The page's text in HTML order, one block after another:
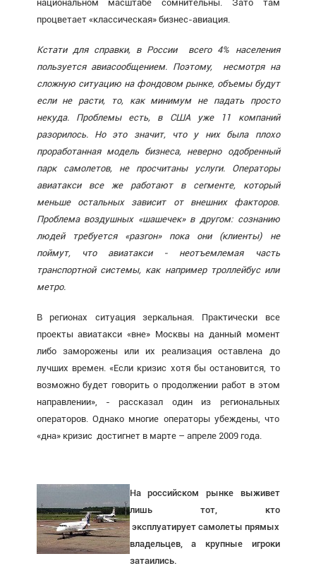
национальном масштабе сомнительны. Зато там
процветает «классическая» бизнес-авиация.
Кстати для справки, в России всего 4% населения
пользуется авиасообщением. Поэтому, несмотря на
сложную ситуацию на фондовом рынке, объемы будут
если не расти, то, как минимум не падать просто
некуда. Проблемы есть, в США уже 11 компаний
разорилось. Но это значит, что у них была плохо
проработанная модель бизнеса, неверно одобренный
парк самолетов, не просчитаны услуги. Операторы
авиатакси все же работают в сегменте, который
меньше остальных зависит от внешних факторов.
Проблема воздушных «шашечек» в другом: сознанию
людей требуется «разгон» пока они (клиенты) не
поймут, что авиатакси - неотъемлемая часть
транспортной системы, как например троллейбус или
метро.
В регионах ситуация зеркальная. Практически все
проекты авиатакси «вне» Москвы на данный момент
либо заморожены или их реализация оставлена до
лучших времен. «Если кризис хотя бы остановится, то
возможно будет говорить о продолжении работ в этом
направлении», - рассказал один из региональных
операторов. Однако многие операторы убеждены, что
«дна» кризис достигнет в марте – апреле 2009 года.
На российском рынке выживет
лишь тот, кто
эксплуатирует самолеты прямых
владельцев, а крупные игроки
затаились.